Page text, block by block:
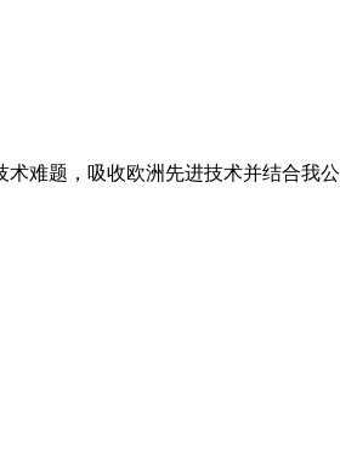
难题，吸收欧洲先进技术并结合我